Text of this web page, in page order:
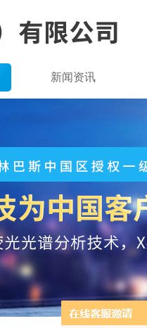
新闻资讯